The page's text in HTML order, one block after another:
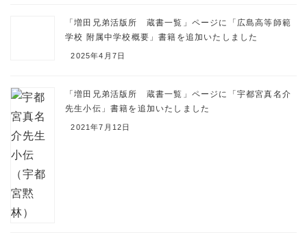
「増田兄弟活版所 蔵書一覧」ページに「広島高等師範
学校 附属中学校概要」書籍を追加いたしました
2025年4月7日
「増田兄弟活版所 蔵書一覧」ページに「宇都宮真名介
先生小伝」書籍を追加いたしました
2021年7月12日